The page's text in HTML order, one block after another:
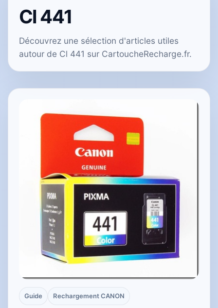
Cl 441
Découvrez une sélection d'articles utiles
autour de Cl 441 sur CartoucheRecharge.fr.
Guide Rechargement CANON